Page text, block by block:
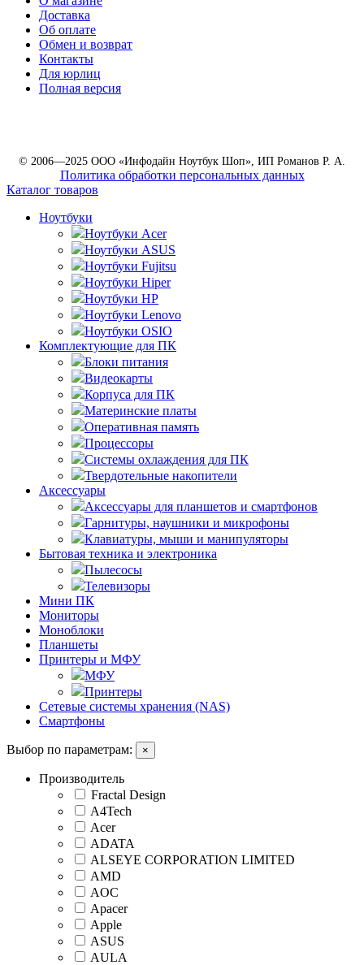
Доставка
Об оплате
Обмен и возврат
Контакты
Для юрлиц
Полная версия
© 2006—2025 ООО «Инфодайн Ноутбук Шоп», ИП Романов Р. А.
Политика обработки персональных данных
Каталог товаров
Ноутбуки
Ноутбуки Acer
Ноутбуки ASUS
Ноутбуки Fujitsu
Ноутбуки Hiper
Ноутбуки HP
Ноутбуки Lenovo
Ноутбуки OSIO
Комплектующие для ПК
Блоки питания
Видеокарты
Корпуса для ПК
Материнские платы
Оперативная память
Процессоры
Системы охлаждения для ПК
Твердотельные накопители
Аксессуары
Аксессуары для планшетов и смартфонов
Гарнитуры, наушники и микрофоны
Клавиатуры, мыши и манипуляторы
Бытовая техника и электроника
Пылесосы
Телевизоры
Мини ПК
Мониторы
Моноблоки
Планшеты
Принтеры и МФУ
МФУ
Принтеры
Сетевые системы хранения (NAS)
Смартфоны
Выбор по параметрам: ×
Производитель
Fractal Design
A4Tech
Acer
ADATA
ALSEYE CORPORATION LIMITED
AMD
AOC
Apacer
Apple
ASUS
AULA